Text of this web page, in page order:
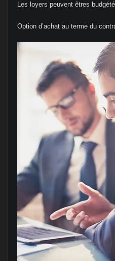
Les loyers peuvent êtres
Option d’achat au terme du